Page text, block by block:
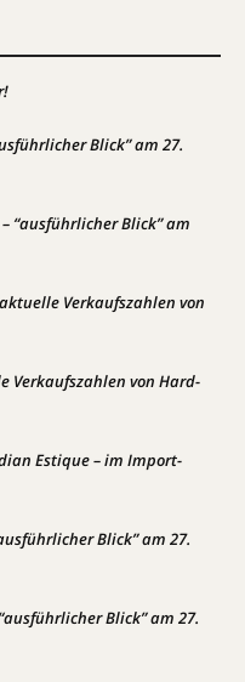
Blick” am 27.
“ausführlicher Blick” am
Verkaufszahlen von
Verkaufszahlen von Hard-
Estique – im Import-
Blick” am 27.
Blick” am 27.